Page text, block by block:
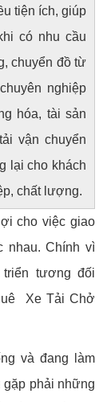
tiện ích, giúp
có nhu cầu
chuyển đồ từ
nghiệp
hóa, tài sản
vận chuyển
lại cho khách
chất lượng.
cho việc giao
nhau. Chính vì
tương đối
Xe Tải Chở
và đang làm
gặp phải những